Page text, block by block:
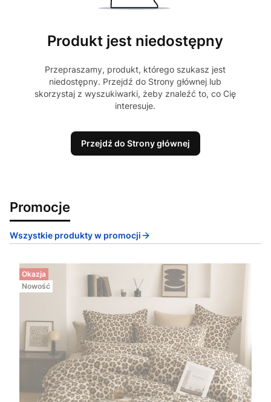
Produkt jest niedostępny
Przepraszamy, produkt, którego szukasz jest
niedostępny. Przejdź do Strony głównej lub
skorzystaj z wyszukiwarki, żeby znaleźć to, co Cię
interesuje.
Przejdź do Strony głównej
Promocje
Wszystkie produkty w promocji
Okazja
Nowość